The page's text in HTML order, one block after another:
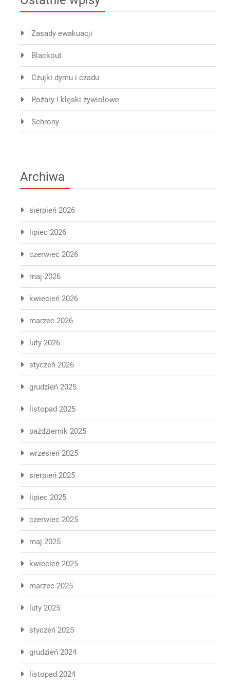
Zasady ewakuacji
Blackout
Czujki dymu i czadu
Pożary i klęski żywiołowe
Schrony
Archiwa
sierpień 2026
lipiec 2026
czerwiec 2026
maj 2026
kwiecień 2026
marzec 2026
luty 2026
styczeń 2026
grudzień 2025
listopad 2025
październik 2025
wrzesień 2025
sierpień 2025
lipiec 2025
czerwiec 2025
maj 2025
kwiecień 2025
marzec 2025
luty 2025
styczeń 2025
grudzień 2024
listopad 2024